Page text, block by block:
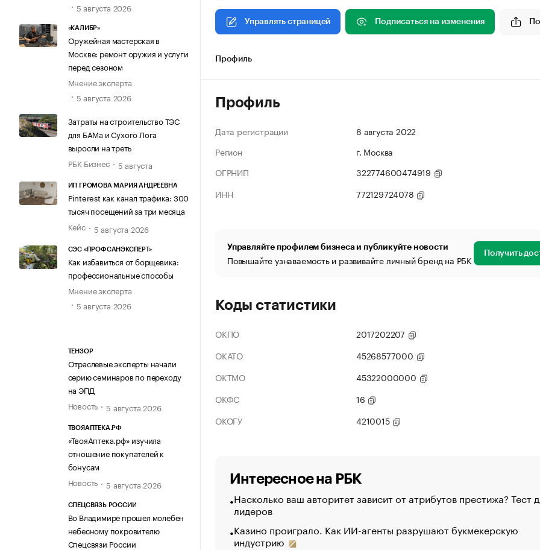
5 августа 2026
«КАЛИБР»
Оружейная мастерская в
Москве: ремонт оружия и услуги
перед сезоном
Мнение эксперта
5 августа 2026
Затраты на строительство ТЭС
для БАМа и Сухого Лога
выросли на треть
РБК Бизнес
5 августа
ИП ГРОМОВА МАРИЯ АНДРЕЕВНА
Pinterest как канал трафика: 300
тысяч посещений за три месяца
Кейс
5 августа 2026
СЭС «ПРОФСАНЭКСПЕРТ»
Как избавиться от борщевика:
профессиональные способы
Мнение эксперта
5 августа 2026
ТЕНЗОР
Отраслевые эксперты начали
серию семинаров по переходу
на ЭПД
Новость
5 августа 2026
ТВОЯАПТЕКА.РФ
«ТвояАптека.рф» изучила
отношение покупателей к
бонусам
Новость
5 августа 2026
СПЕЦСВЯЗЬ РОССИИ
Во Владимире прошел молебен
небесному покровителю
Спецсвязи России
Управлять страницей Подписаться на изменения
Профиль
Профиль
Дата регистрации
8 августа 2022
Регион
г. Москва
ОГРНИП
322774600474919
ИНН
772129724078
Управляйте профилем бизнеса и публикуйте новости
Повышайте узнаваемость и развивайте личный бренд на РБК Получить
Коды статистики
ОКПО
2017202207
ОКАТО
45268577000
ОКТМО
45322000000
ОКФС
16
ОКОГУ
4210015
Интересное на РБК
Насколько ваш авторитет зависит от атрибутов престижа? Тест
лидеров
Казино проиграло. Как ИИ-агенты разрушают букмекерскую
индустрию